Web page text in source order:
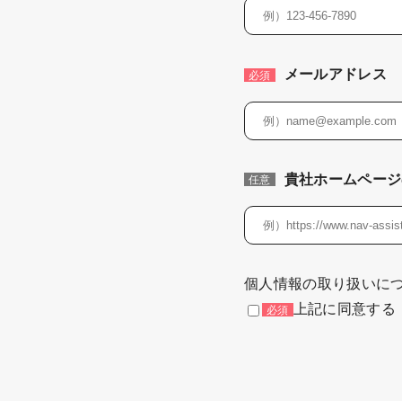
必須 メールアドレス
任意 貴社ホームペー
個人情報の取り扱いに
上記に同意する